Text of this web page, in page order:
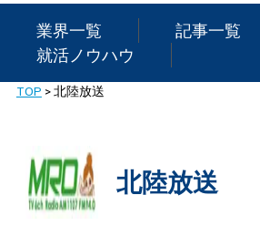
業界一覧
記事一覧
就活ノウハウ
TOP >北陸放送
北陸放送